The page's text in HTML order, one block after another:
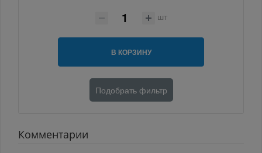
шт
В КОРЗИНУ
Подобрать фильтр
Комментарии